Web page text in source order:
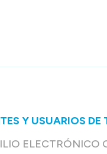
Y USUARIOS DE
ELECTRÓNICO